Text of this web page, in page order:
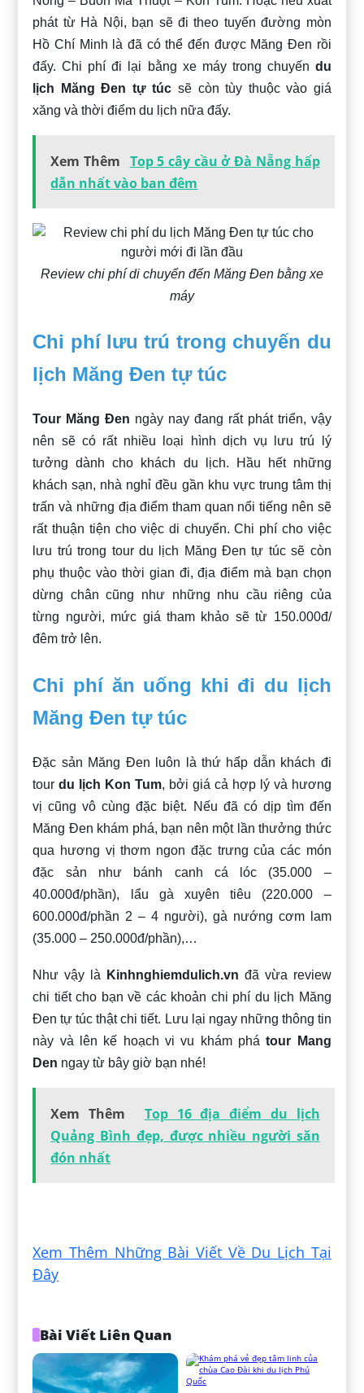
phát từ Hà Nội, bạn sẽ đi theo tuyến đường mòn
Hồ Chí Minh là đã có thể đến được Măng Đen rồi
đấy. Chi phí đi lại bằng xe máy trong chuyến du
lịch Măng Đen tự túc sẽ còn tùy thuộc vào giá
xăng và thời điểm du lịch nữa đấy.
Xem Thêm Top 5 cây cầu ở Đà Nẵng hấp
dẫn nhất vào ban đêm
Review chi phí di chuyển đến Măng Đen bằng xe
máy
Chi phí lưu trú trong chuyến du
lịch Măng Đen tự túc
Tour Măng Đen ngày nay đang rất phát triển, vậy
nên sẽ có rất nhiều loại hình dịch vụ lưu trú lý
tưởng dành cho khách du lịch. Hầu hết những
khách sạn, nhà nghỉ đều gần khu vực trung tâm thị
trấn và những địa điểm tham quan nổi tiếng nên sẽ
rất thuận tiện cho việc di chuyển. Chi phí cho việc
lưu trú trong tour du lịch Măng Đen tự túc sẽ còn
phụ thuộc vào thời gian đi, địa điểm mà bạn chọn
dừng chân cũng như những nhu cầu riêng của
từng người, mức giá tham khảo sẽ từ 150.000đ/
đêm trở lên.
Chi phí ăn uống khi đi du lịch
Măng Đen tự túc
Đặc sản Măng Đen luôn là thứ hấp dẫn khách đi
tourdu lịch Kon Tum, bởi giá cả hợp lý và hương
vị cũng vô cùng đặc biệt. Nếu đã có dịp tìm đến
Măng Đen khám phá, bạn nên một lần thưởng thức
qua hương vị thơm ngon đặc trưng của các món
đặc sản như bánh canh cá lóc (35.000 –
40.000đ/phần), lẩu gà xuyên tiêu (220.000 –
600.000đ/phần 2 – 4 người), gà nướng cơm lam
(35.000 – 250.000đ/phần),…
Như vậy là Kinhnghiemdulich.vn đã vừa review
chi tiết cho bạn về các khoản chi phí du lịch Măng
Đen tự túc thật chi tiết. Lưu lại ngay những thông tin
này và lên kế hoạch vi vu khám phátour Mang
Den ngay từ bây giờ bạn nhé!
Xem Thêm
Top 16 địa điểm du lịch
Quảng Bình đẹp, được nhiều người săn
đón nhất
Xem Thêm Những Bài Viết Về Du Lịch Tại
Đây
Bài Viết Liên Quan